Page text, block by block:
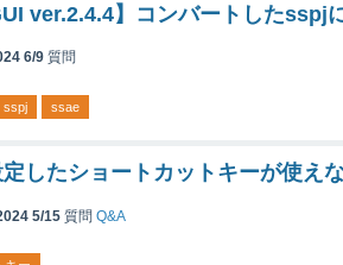
ver.2.4.4】コンバートしたsspj
6/9 質問
sspj ssae
定したショートカットキーが使え
5/15 質問 Q&A